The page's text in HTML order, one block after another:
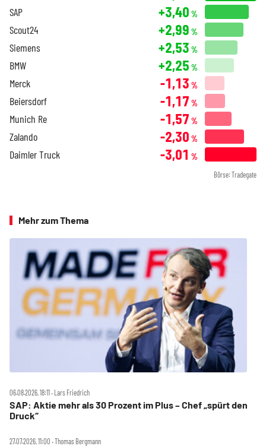
SAP +3,40 %
Scout24 +2,99 %
Siemens +2,53 %
BMW +2,25 %
Merck -1,13 %
Beiersdorf -1,17 %
Munich Re -1,57 %
Zalando -2,30 %
Daimler Truck -3,01 %
Börse: Tradegate
Mehr zum Thema
06.08.2026, 18:11 ‧ Lars Friedrich
SAP: Aktie mehr als 30 Prozent im Plus – Chef „spürt den
Druck“
27.07.2026, 11:00 ‧ Thomas Bergmann